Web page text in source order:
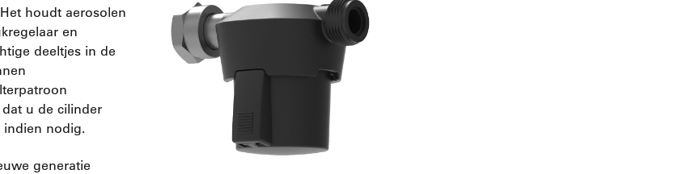
houdt aerosolen
en
deeltjes in de
u de cilinder
indien nodig.
generatie